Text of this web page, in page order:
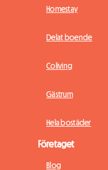
Homestay
Delat boende
Coliving
Gästrum
Hela bostäder
Företaget
Blog